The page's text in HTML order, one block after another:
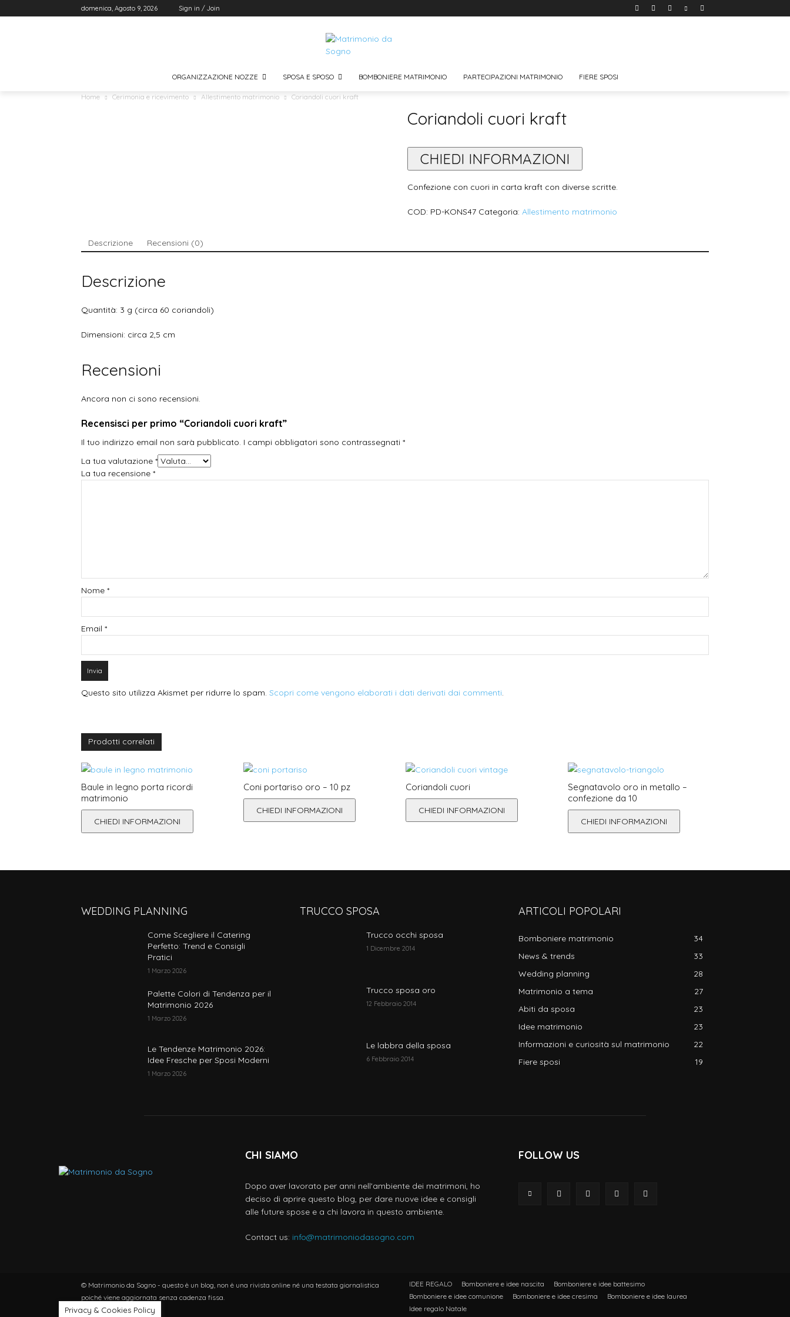
domenica, Agosto 9, 2026 Sign in / Join
ORGANIZZAZIONE NOZZE SPOSA E SPOSO BOMBONIERE MATRIMONIO PARTECIPAZIONI MATRIMONIO FIERE SPOSI
Home Cerimonia e ricevimento Allestimento matrimonio Coriandoli cuori kraft
Coriandoli cuori kraft
CHIEDI INFORMAZIONI
Confezione con cuori in carta kraft con diverse scritte.
COD: PD-KONS47 Categoria:Allestimento matrimonio
Descrizione Recensioni (0)
Descrizione
Quantità: 3 g (circa 60 coriandoli)
Dimensioni: circa 2,5 cm
Recensioni
Ancora non ci sono recensioni.
Recensisci per primo “Coriandoli cuori kraft”
Il tuo indirizzo email non sarà pubblicato. I campi obbligatori sono contrassegnati *
La tua valutazione *
La tua recensione *
Nome *
Email *
Questo sito utilizza Akismet per ridurre lo spam. Scopri come vengono elaborati i dati derivati dai commenti.
Prodotti correlati
Baule in legno porta ricordi
matrimonio
CHIEDI INFORMAZIONI
Coni portariso oro – 10 pz
CHIEDI INFORMAZIONI
Coriandoli cuori
CHIEDI INFORMAZIONI
Segnatavolo oro in metallo –
confezione da 10
CHIEDI INFORMAZIONI
WEDDING PLANNING
Come Scegliere il Catering
Perfetto: Trend e Consigli
Pratici
1 Marzo 2026
Palette Colori di Tendenza per il
Matrimonio 2026
1 Marzo 2026
Le Tendenze Matrimonio 2026:
Idee Fresche per Sposi Moderni
1 Marzo 2026
TRUCCO SPOSA
Trucco occhi sposa
1 Dicembre 2014
Trucco sposa oro
12 Febbraio 2014
Le labbra della sposa
6 Febbraio 2014
ARTICOLI POPOLARI
Bomboniere matrimonio
34
News & trends
33
Wedding planning
28
Matrimonio a tema
27
Abiti da sposa
23
Idee matrimonio
23
Informazioni e curiosità sul matrimonio
22
Fiere sposi
19
CHI SIAMO
Dopo aver lavorato per anni nell'ambiente dei matrimoni, ho
deciso di aprire questo blog, per dare nuove idee e consigli
alle future spose e a chi lavora in questo ambiente.
Contact us: info@matrimoniodasogno.com
FOLLOW US
© Matrimonio da Sogno - questo è un blog, non è una rivista online né una testata giornalistica
poiché viene aggiornata senza cadenza fissa.
IDEE REGALO Bomboniere e idee nascita
Bomboniere e idee battesimo
Bomboniere e idee comunione
Bomboniere e idee cresima
Bomboniere e idee laurea
Idee regalo Natale
Privacy & Cookies Policy